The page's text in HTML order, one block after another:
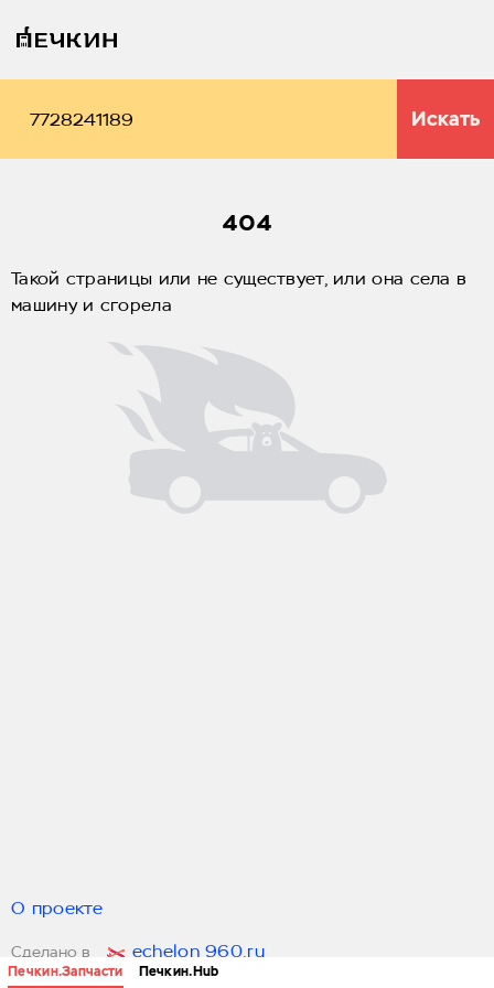
Печкин.Запчасти Печкин.Hub
Искать
404
Такой страницы или не существует, или она села в
машину и сгорела
О проекте
Сделано в echelon 960.ru